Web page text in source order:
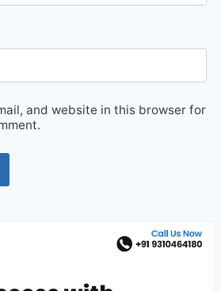
and website in this browser for